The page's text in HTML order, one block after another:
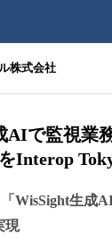
株式会社
AIで監視業
Interop
「WisSight生成
現